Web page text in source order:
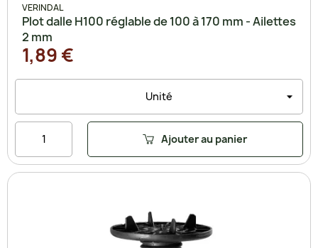
VERINDAL
Plot dalle H100 réglable de 100 à 170 mm - Ailettes
2 mm
1,89 €
Ajouter au panier